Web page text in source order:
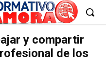
y compartir
de los